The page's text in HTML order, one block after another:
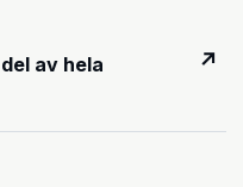
av hela
↗